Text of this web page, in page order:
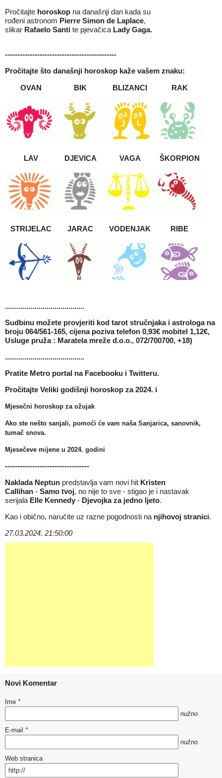
Pročitajte horoskop na današnji dan kada su
rođeni astronom Pierre Simon de Laplace,
slikar Rafaelo Santi te pjevačica Lady Gaga.
---------------------------------------------
Pročitajte što današnji horoskop kaže vašem znaku:
OVAN
BIK BLIZANCI RAK
LAV DJEVICA VAGA ŠKORPION
STRIJELAC JARAC VODENJAK RIBE
........................................
Sudbinu možete provjeriti kod tarot stručnjaka i astrologa na
broju 064/561-165, cijena poziva telefon 0,93€ mobitel 1,12€,
Usluge pruža : Maratela mreže d.o.o., 072/700700, +18)
........................................
Pratite Metro portal na Facebooku i Twitteru.
Pročitajte Veliki godišnji horoskop za 2024. i
Mjesečni horoskop za ožujak
Ako ste nešto sanjali, pomoći će vam naša Sanjarica, sanovnik,
tumač snova.
Mjesečeve mijene u 2024. godini
----------------------------------
Naklada Neptun predstavlja vam novi hit Kristen
Callihan - Samo tvoj, no nije to sve - stigao je i nastavak
serijala Elle Kennedy - Djevojka za jedno ljeto.
Kao i obično, naručite uz razne pogodnosti na njihovoj stranici.
27.03.2024. 21:50:00
Novi Komentar
Ime *
nužno
E-mail *
nužno
Web stranica